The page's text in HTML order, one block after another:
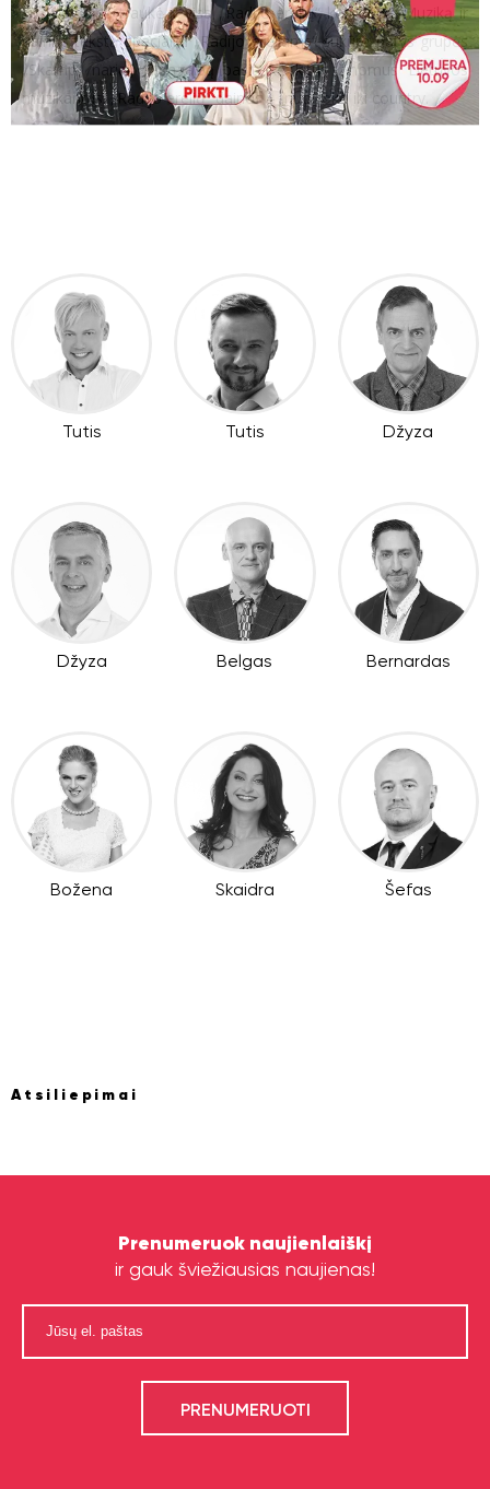
su jais dainą traukė ir visa „Radijo erelių“ komanda. Muziką ir
dainos tekstą specialiai „Radijo ereliams“ sukūrė patys grupės
„Skamp“ nariai, į pagalbą pasitelkę kitus žinomus Lietuvos
muzikantus. „Radijo erelių“ dainos – nuo roko iki country.
Tutis Tutis Džyza
Džyza Belgas Bernardas
Božena Skaidra Šefas
Atsiliepimai
Prenumeruok naujienlaiškį
ir gauk šviežiausias naujienas!